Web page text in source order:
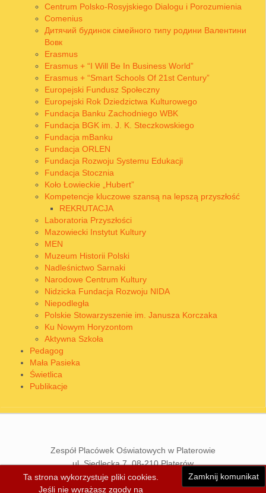
Centrum Polsko-Rosyjskiego Dialogu i Porozumienia
Comenius
Дитячий будинок сімейного типу родини Валентини
Вовк
Erasmus
Erasmus + “I Will Be In Business World”
Erasmus + “Smart Schools Of 21st Century”
Europejski Fundusz Społeczny
Europejski Rok Dziedzictwa Kulturowego
Fundacja Banku Zachodniego WBK
Fundacja BGK im. J. K. Steczkowskiego
Fundacja mBanku
Fundacja ORLEN
Fundacja Rozwoju Systemu Edukacji
Fundacja Stocznia
Koło Łowieckie „Hubert”
Kompetencje kluczowe szansą na lepszą przyszłość
REKRUTACJA
Laboratoria Przyszłości
Mazowiecki Instytut Kultury
MEN
Muzeum Historii Polski
Nadleśnictwo Sarnaki
Narodowe Centrum Kultury
Nidzicka Fundacja Rozwoju NIDA
Niepodległa
Polskie Stowarzyszenie im. Janusza Korczaka
Ku Nowym Horyzontom
Aktywna Szkoła
Pedagog
Mała Pasieka
Świetlica
Publikacje
Zespół Placówek Oświatowych w Platerowie
ul. Siedlecka 7, 08-210 Platerów
powiat łosicki, woj. mazowieckie
tel./fax 83 357 84 27
Ta strona wykorzystuje pliki cookies.
Jeśli nie wyrażasz zgody na
Zamknij komunikat